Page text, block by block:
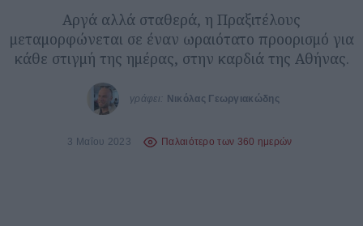
Αργά αλλά σταθερά, η Πραξιτέλους
μεταμορφώνεται σε έναν ωραιότατο προορισμό για
κάθε στιγμή της ημέρας, στην καρδιά της Αθήνας.
γράφει: Νικόλας Γεωργιακώδης
3 Μαΐου 2023 Παλαιότερο των 360 ημερών